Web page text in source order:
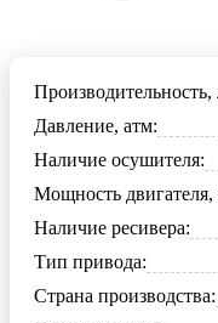
Давление, атм:
Наличие осушителя:
Мощность двигателя,
Наличие ресивера:
Тип привода:
Страна производства: